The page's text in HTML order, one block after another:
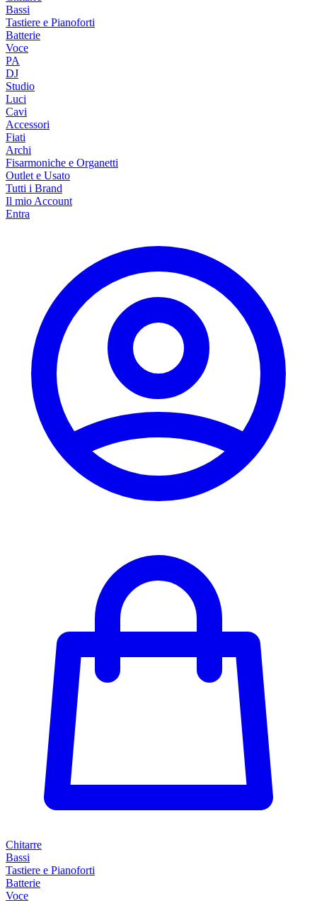
Bassi
Tastiere e Pianoforti
Batterie
Voce
PA
DJ
Studio
Luci
Cavi
Accessori
Fiati
Archi
Fisarmoniche e Organetti
Outlet e Usato
Tutti i Brand
Il mio Account
Entra
Chitarre
Bassi
Tastiere e Pianoforti
Batterie
Voce